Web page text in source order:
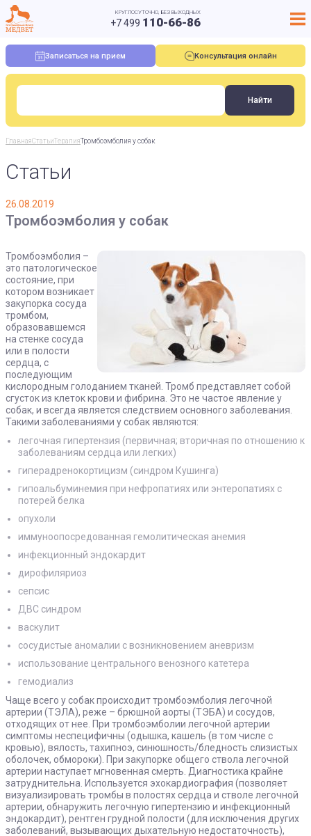
КРУГЛОСУТОЧНО, БЕЗ ВЫХОДНЫХ
+7 499 110-66-86
Записаться на прием Консультация онлайн
ГлавнаяСтатьиТерапияТромбоэмболия у собак
Статьи
26.08.2019
Тромбоэмболия у собак
Тромбоэмболия –
это патологическое
состояние, при
котором возникает
закупорка сосуда
тромбом,
образовавшемся
на стенке сосуда
или в полости
сердца, с
последующим
кислородным голоданием тканей. Тромб представляет собой
сгусток из клеток крови и фибрина. Это не частое явление у
собак, и всегда является следствием основного заболевания.
Такими заболеваниями у собак являются:
легочная гипертензия (первичная; вторичная по отношению к
заболеваниям сердца или легких)
гиперадренокортицизм (синдром Кушинга)
гипоальбуминемия при нефропатиях или энтеропатиях с
потерей белка
опухоли
иммуноопосредованная гемолитическая анемия
инфекционный эндокардит
дирофиляриоз
сепсис
ДВС синдром
васкулит
сосудистые аномалии с возникновением аневризм
использование центрального венозного катетера
гемодиализ
Чаще всего у собак происходит тромбоэмболия легочной
артерии (ТЭЛА), реже – брюшной аорты (ТЭБА) и сосудов,
отходящих от нее. При тромбоэмболии легочной артерии
симптомы неспецифичны (одышка, кашель (в том числе с
кровью), вялость, тахипноэ, синюшность/бледность слизистых
оболочек, обмороки). При закупорке общего ствола легочной
артерии наступает мгновенная смерть. Диагностика крайне
затруднительна. Используется эхокардиография (позволяет
визуализировать тромбы в полостях сердца и стволе легочной
артерии, обнаружить легочную гипертензию и инфекционный
эндокардит), рентген грудной полости (для исключения других
заболеваний, вызывающих дыхательную недостаточность),